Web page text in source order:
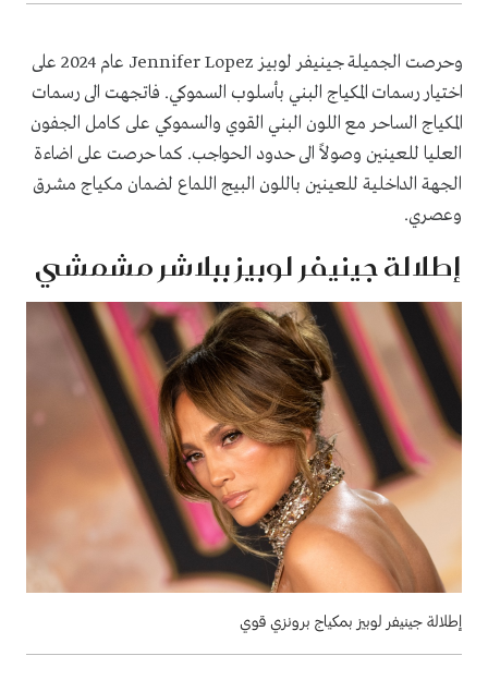
وحرصت الجميلة جينيفر لوبيز Jennifer Lopez عام 2024 على
اختيار رسمات المكياج البني بأسلوب السموكي. فاتجهت الى رسمات
المكياج الساحر مع اللون البني القوي والسموكي على كامل الجفون
العليا للعينين وصولاً الى حدود الحواجب. كما حرصت على اضاءة
الجهة الداخلية للعينين باللون البيج اللماع لضمان مكياج مشرق
وعصري.
إطلالة جينيفر لوبيز ببلاشر مشمشي
إطلالة جينيفر لوبيز بمكياج برونزي قوي